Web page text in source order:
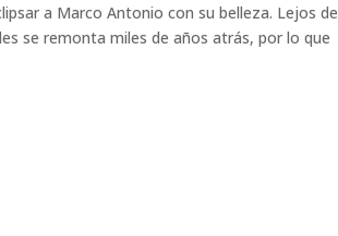
a Marco Antonio con su belleza. Lejos de
se remonta miles de años atrás, por lo que